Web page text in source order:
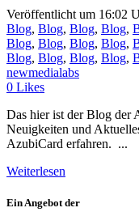
Veröffentlicht um 16:02
Blog, Blog, Blog, Blog,
Blog, Blog, Blog, Blog,
Blog, Blog, Blog, Blog,
newmedialabs
0 Likes
Das hier ist der Blog der
Neuigkeiten und
AzubiCard erfahren. ...
Weiterlesen
Ein Angebot der